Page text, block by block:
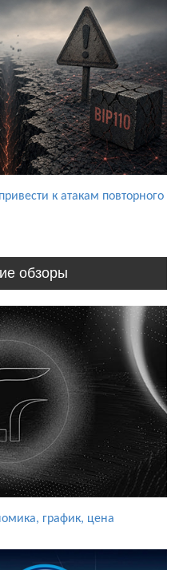
к атакам повторного
обзоры
график, цена